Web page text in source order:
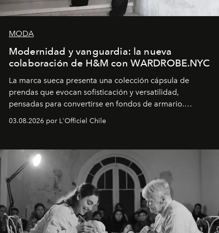
MODA
Modernidad y vanguardia: la nueva
colaboración de H&M con WARDROBE.NYC
La marca sueca presenta una colección cápsula de
prendas que evocan sofisticación y versatilidad,
pensadas para convertirse en fondos de armario.
03.08.2026 por L'Officiel Chile